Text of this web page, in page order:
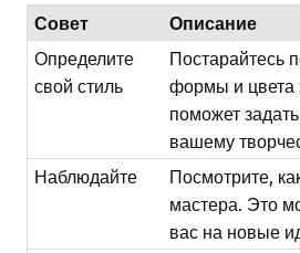
Совет Описание
Определите
свой стиль
Постарайтесь
формы и цвета
поможет
вашему
Наблюдайте
Посмотрите,
мастера. Это
вас на новые